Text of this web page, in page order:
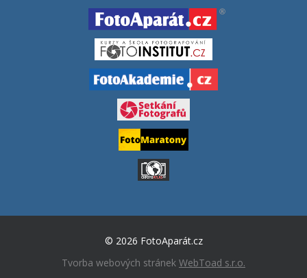
© 2026 FotoAparát.cz
Tvorba webových stránek WebToad s.r.o.